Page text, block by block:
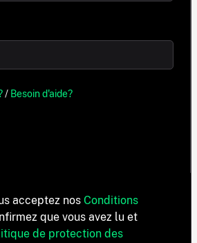
/ Besoin d'aide?
acceptez nos Conditions
que vous avez lu et
de protection des